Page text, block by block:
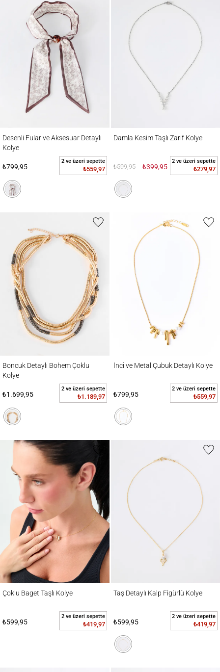
Desenli Fular ve Aksesuar Detaylı
Kolye
₺799,95
2 ve üzeri sepette
₺559,97
Damla Kesim Taşlı Zarif Kolye
₺599,95 ₺399,95
2 ve üzeri sepette
₺279,97
Boncuk Detaylı Bohem Çoklu
Kolye
₺1.699,95
2 ve üzeri sepette
₺1.189,97
İnci ve Metal Çubuk Detaylı Kolye
₺799,95
2 ve üzeri sepette
₺559,97
Çoklu Baget Taşlı Kolye
₺599,95
2 ve üzeri sepette
₺419,97
Taş Detaylı Kalp Figürlü Kolye
₺599,95
2 ve üzeri sepette
₺419,97